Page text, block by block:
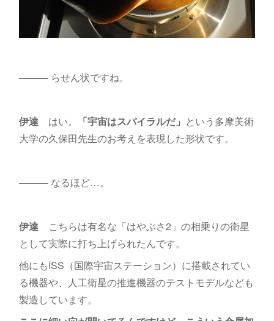
――― らせん状ですね。
伊達 はい。 「宇宙はスパイラルだ」 という多摩美術
大学の久保田先生のお考えを表現した形状です。
――― なるほど…。
伊達 こちらは有名な「はやぶさ2」の相乗りの衛星
として実際に打ち上げられたんです。
他にもISS（国際宇宙ステーション）に搭載されてい
る機器や、人工衛星の推進機器のテストモデルなども
製造しています。